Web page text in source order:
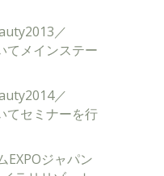
／
てメインステー
／
てセミナーを行
EXPOジャパン